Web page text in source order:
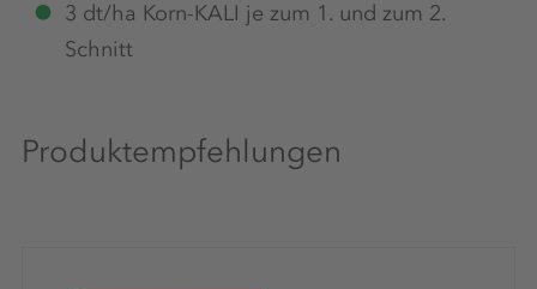
3 dt/ha Korn-KALI je zum 1. und zum 2.
Schnitt
Produktempfehlungen